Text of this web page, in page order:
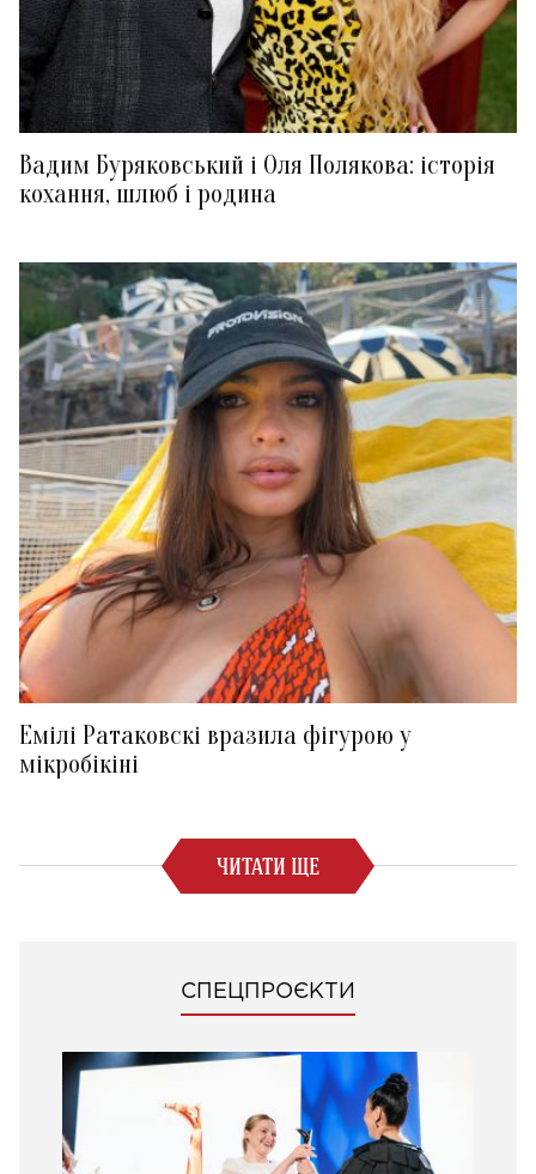
Вадим Буряковський і Оля Полякова: історія
кохання, шлюб і родина
Емілі Ратаковскі вразила фігурою у
мікробікіні
ЧИТАТИ ЩЕ
СПЕЦПРОЄКТИ